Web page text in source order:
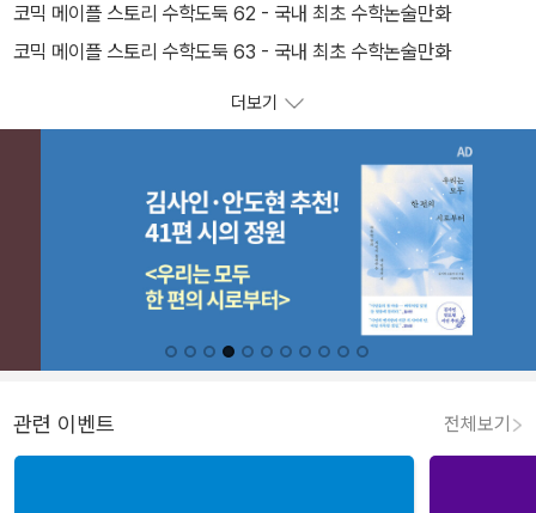
코믹 메이플 스토리 수학도둑 62 - 국내 최초 수학논술만화
코믹 메이플 스토리 수학도둑 63 - 국내 최초 수학논술만화
더보기
관련 이벤트 전체보기